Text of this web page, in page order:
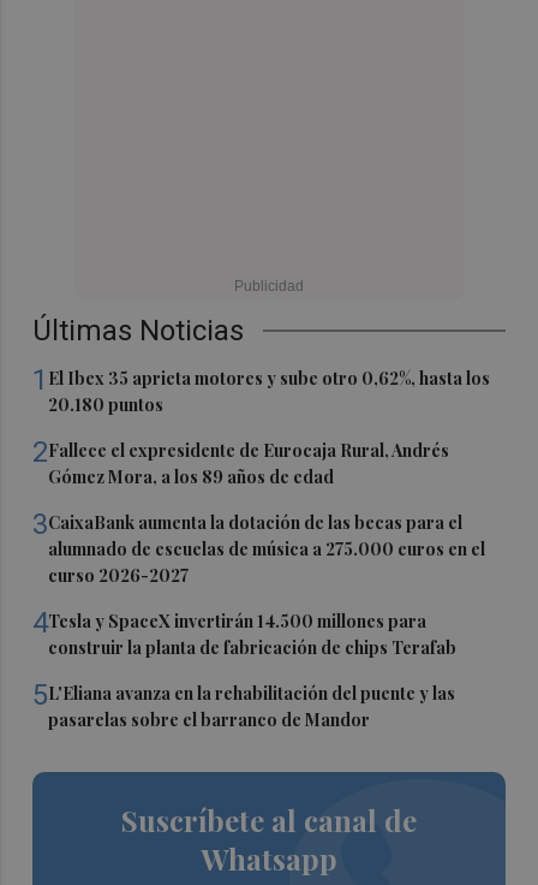
Últimas Noticias
1 El Ibex 35 aprieta motores y sube otro 0,62%, hasta los
20.180 puntos
2Fallece el expresidente de Eurocaja Rural, Andrés
Gómez Mora, a los 89 años de edad
3CaixaBank aumenta la dotación de las becas para el
alumnado de escuelas de música a 275.000 euros en el
curso 2026-2027
4Tesla y SpaceX invertirán 14.500 millones para
construir la planta de fabricación de chips Terafab
5L'Eliana avanza en la rehabilitación del puente y las
pasarelas sobre el barranco de Mandor
Suscríbete al canal de
Whatsapp